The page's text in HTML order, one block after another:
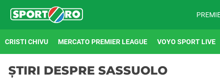
CRISTI CHIVU MERCATO PREMIER LEAGUE VOYO SPORT LIVE
ȘTIRI DESPRE SASSUOLO